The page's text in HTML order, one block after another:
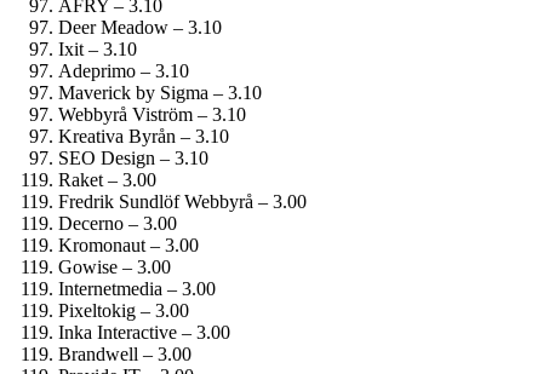
AFRY – 3.10
Deer Meadow – 3.10
Ixit – 3.10
Adeprimo – 3.10
Maverick by Sigma – 3.10
Webbyrå Viström – 3.10
Kreativa Byrån – 3.10
SEO Design – 3.10
Raket – 3.00
Fredrik Sundlöf Webbyrå – 3.00
Decerno – 3.00
Kromonaut – 3.00
Gowise – 3.00
Internetmedia – 3.00
Pixeltokig – 3.00
Inka Interactive – 3.00
Brandwell – 3.00